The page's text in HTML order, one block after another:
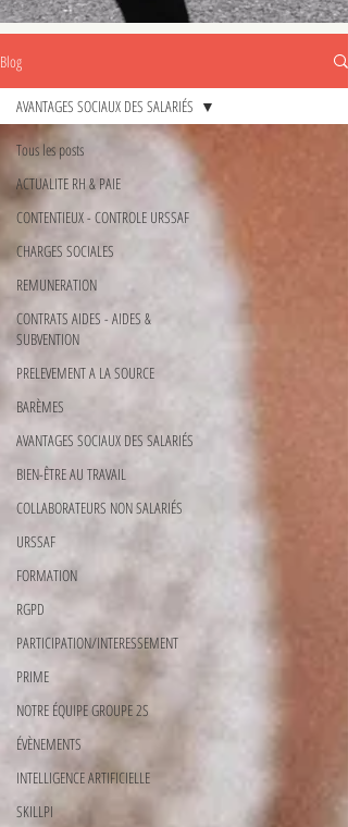
Blog
Tous les posts
ACTUALITE RH & PAIE
CONTENTIEUX - CONTROLE URSSAF
CHARGES SOCIALES
REMUNERATION
CONTRATS AIDES - AIDES &
SUBVENTION
PRELEVEMENT A LA SOURCE
BARÈMES
AVANTAGES SOCIAUX DES SALARIÉS
BIEN-ÊTRE AU TRAVAIL
COLLABORATEURS NON SALARIÉS
URSSAF
FORMATION
RGPD
PARTICIPATION/INTERESSEMENT
PRIME
NOTRE ÉQUIPE GROUPE 2S
ÉVÈNEMENTS
INTELLIGENCE ARTIFICIELLE
SKILLPI
AVANTAGES SOCIAUX DES SALARIÉS